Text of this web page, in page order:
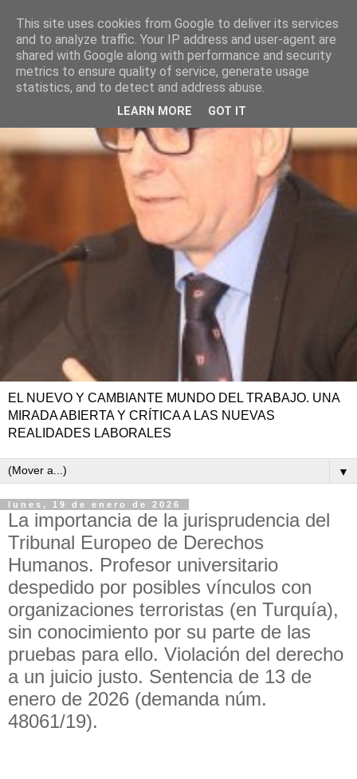
EL NUEVO Y CAMBIANTE MUNDO DEL TRABAJO. UNA
MIRADA ABIERTA Y CRÍTICA A LAS NUEVAS
REALIDADES LABORALES
▼
lunes, 19 de enero de 2026
La importancia de la jurisprudencia del
Tribunal Europeo de Derechos
Humanos. Profesor universitario
despedido por posibles vínculos con
organizaciones terroristas (en Turquía),
sin conocimiento por su parte de las
pruebas para ello. Violación del derecho
a un juicio justo. Sentencia de 13 de
enero de 2026 (demanda núm.
48061/19).
This site uses cookies from Google to deliver its services
and to analyze traffic. Your IP address and user-agent are
shared with Google along with performance and security
metrics to ensure quality of service, generate usage
statistics, and to detect and address abuse.
LEARN MORE GOT IT